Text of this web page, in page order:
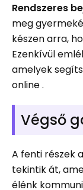
Rendszeres
meg
készen arra,
Ezenkívül
amelyek
online .
Végső
A fenti részek
tekintik át,
élénk